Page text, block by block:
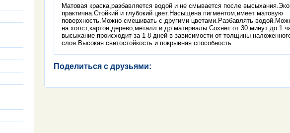
Матовая краска,разбавляется водой и не смывается после
практична.Стойкий и глубокий цвет.Насыщена пигментом,имеет матовую
поверхность.Можно смешивать с другими цветами.Разбавлять
на холст,картон,дерево,металл и др материалы.Сохнет от 30 минут до 1
высыхание происходит за 1-8 дней в зависимости от толщины
слоя.Высокая светостойкость и покрывная способность
Поделиться с друзьями: